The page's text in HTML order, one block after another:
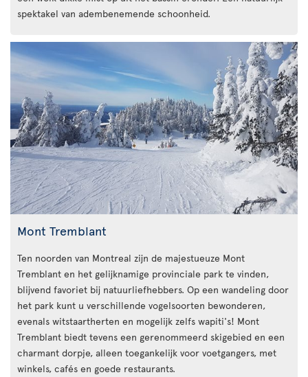
spektakel van adembenemende schoonheid.
Mont Tremblant
Ten noorden van Montreal zijn de majestueuze Mont
Tremblant en het gelijknamige provinciale park te vinden,
blijvend favoriet bij natuurliefhebbers. Op een wandeling door
het park kunt u verschillende vogelsoorten bewonderen,
evenals witstaartherten en mogelijk zelfs wapiti's! Mont
Tremblant biedt tevens een gerenommeerd skigebied en een
charmant dorpje, alleen toegankelijk voor voetgangers, met
winkels, cafés en goede restaurants.